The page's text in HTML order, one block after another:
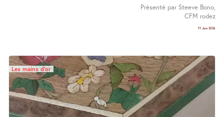
Présenté par Steeve Bono,
CFM rodez
11 Juin 2026
Les mains d’or